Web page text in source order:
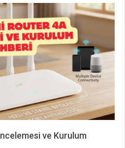
ve Kurulum